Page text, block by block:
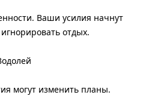
Ваши усилия начнут
отдых.
могут изменить планы.